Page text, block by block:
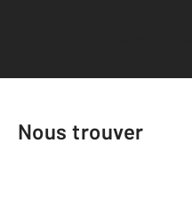
Voir tous
Nous trouver